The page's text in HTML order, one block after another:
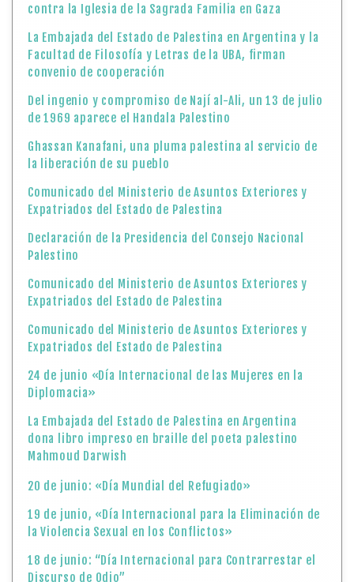
contra la Iglesia de la Sagrada Familia en Gaza
La Embajada del Estado de Palestina en Argentina y la
Facultad de Filosofía y Letras de la UBA, firman
convenio de cooperación
Del ingenio y compromiso de Nají al-Ali, un 13 de julio
de 1969 aparece el Handala Palestino
Ghassan Kanafani, una pluma palestina al servicio de
la liberación de su pueblo
Comunicado del Ministerio de Asuntos Exteriores y
Expatriados del Estado de Palestina
Declaración de la Presidencia del Consejo Nacional
Palestino
Comunicado del Ministerio de Asuntos Exteriores y
Expatriados del Estado de Palestina
Comunicado del Ministerio de Asuntos Exteriores y
Expatriados del Estado de Palestina
24 de junio «Día Internacional de las Mujeres en la
Diplomacia»
La Embajada del Estado de Palestina en Argentina
dona libro impreso en braille del poeta palestino
Mahmoud Darwish
20 de junio: «Día Mundial del Refugiado»
19 de junio, «Día Internacional para la Eliminación de
la Violencia Sexual en los Conflictos»
18 de junio: “Día Internacional para Contrarrestar el
Discurso de Odio”